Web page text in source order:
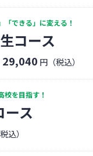
「できる」に変える！
コース
29,040 円（税込）
校を目指す！
ース
込）